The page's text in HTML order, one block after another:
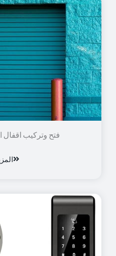
فتح وتركيب اقفال